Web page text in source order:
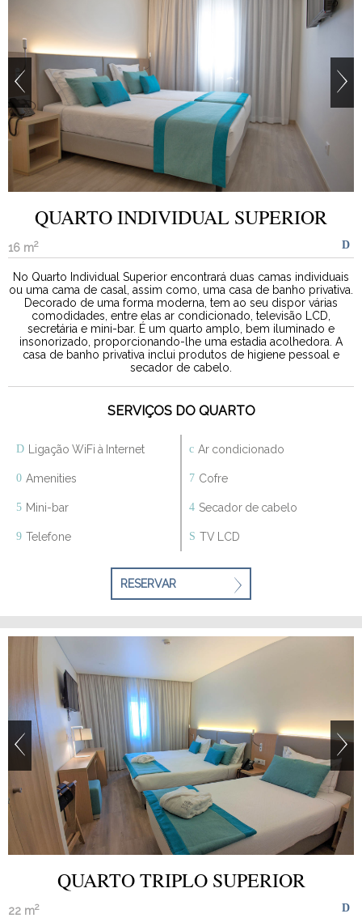
QUARTO INDIVIDUAL SUPERIOR
16 m2
No Quarto Individual Superior encontrará duas camas individuais
ou uma cama de casal, assim como, uma casa de banho privativa.
Decorado de uma forma moderna, tem ao seu dispor várias
comodidades, entre elas ar condicionado, televisão LCD,
secretária e mini-bar. É um quarto amplo, bem iluminado e
insonorizado, proporcionando-lhe uma estadia acolhedora. A
casa de banho privativa inclui produtos de higiene pessoal e
secador de cabelo.
SERVIÇOS DO QUARTO
Ligação WiFi à Internet Ar condicionado
Amenities Cofre
Mini-bar Secador de cabelo
Telefone TV LCD
RESERVAR
QUARTO TRIPLO SUPERIOR
22 m2